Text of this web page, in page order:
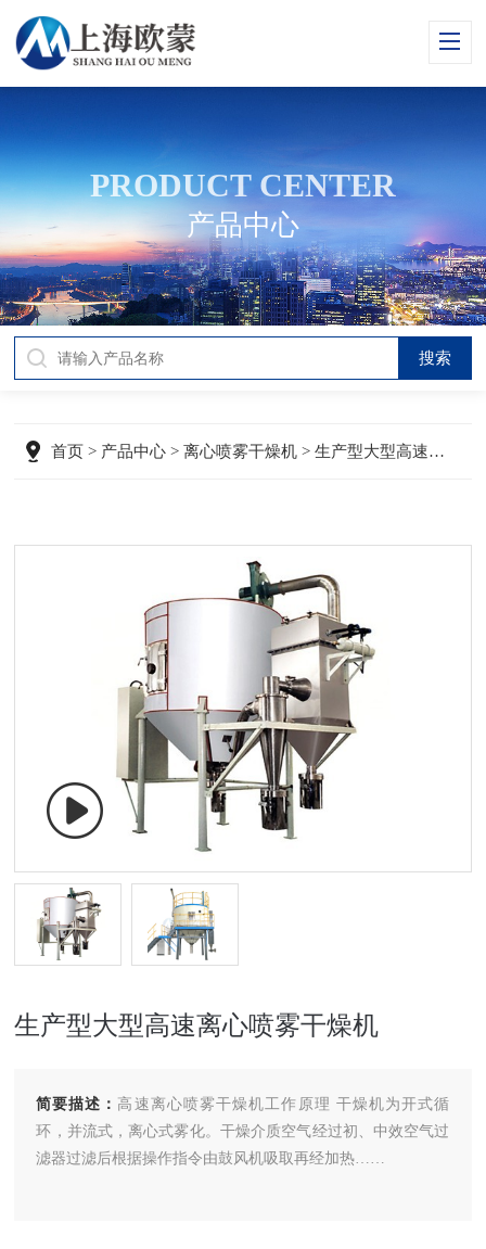
PRODUCT CENTER
产品中心
首页 > 产品中心 >离心喷雾干燥机 > 生产型大型高速离心喷雾干燥机
生产型大型高速离心喷雾干燥机
简要描述： 高速离心喷雾干燥机工作原理 干燥机为开式循
环，并流式，离心式雾化。干燥介质空气经过初、中效空气过
滤器过滤后根据操作指令由鼓风机吸取再经加热……